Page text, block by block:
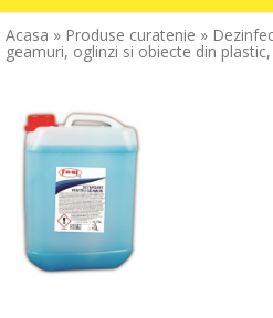
Acasa » Produse curatenie »
geamuri, oglinzi si obiecte din